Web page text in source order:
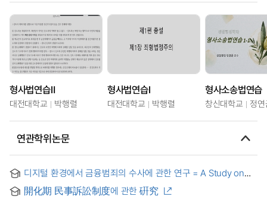
형사법연습Ⅱ
대전대학교 박행렬
형사법연습Ⅰ
대전대학교 박행렬
형사소송법연습
창신대학교 정
연관학위논문
디지털 환경에서 금융범죄의 수사에 관한 연구 = A Study on
the Investigation of Financial Crimes in a Digital
Environment
開化期 民事訴訟制度에 관한 硏究